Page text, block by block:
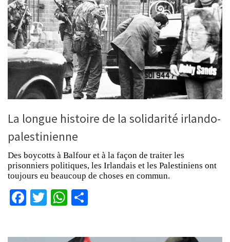
La longue histoire de la solidarité irlando-
palestinienne
Des boycotts à Balfour et à la façon de traiter les
prisonniers politiques, les Irlandais et les Palestiniens ont
toujours eu beaucoup de choses en commun.
Facebook
TwitterWhatsApp